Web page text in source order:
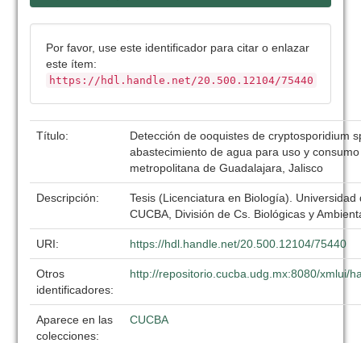
Por favor, use este identificador para citar o enlazar
este ítem:
https://hdl.handle.net/20.500.12104/75440
Título:
Detección de ooquistes de cryptosporidium
abastecimiento de agua para uso y
metropolitana de Guadalajara, Jalisco
Descripción:
Tesis (Licenciatura en Biología). Universidad
CUCBA, División de Cs. Biológicas y
URI: https://hdl.handle.net/20.500.12104/75440
Otros
identificadores:
http://repositorio.cucba.udg.mx:8080/xmlui/
Aparece en las
colecciones:
CUCBA